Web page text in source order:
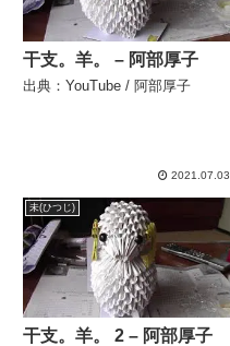
干支。羊。 – 阿部厚子
出典：YouTube / 阿部厚子
2021.07.03
未(ひつじ)
干支。羊。 2 – 阿部厚子